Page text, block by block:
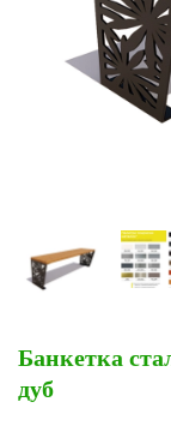
Банкетка
дуб